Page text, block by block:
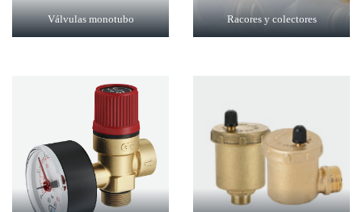
Válvulas monotubo Racores y colectores